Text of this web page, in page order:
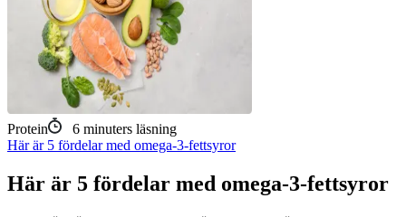
Protein 6 minuters läsning
Här är 5 fördelar med omega-3-fettsyror
Här är 5 fördelar med omega-3-fettsyror